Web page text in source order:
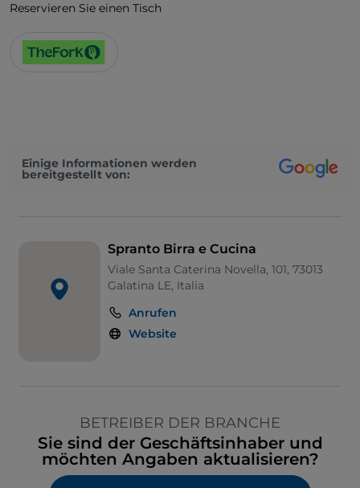
Reservieren Sie einen Tisch
Einige Informationen werden
bereitgestellt von:
Spranto Birra e Cucina
Viale Santa Caterina Novella, 101, 73013
Galatina LE, Italia
Anrufen
Website
BETREIBER DER BRANCHE
Sie sind der Geschäftsinhaber und
möchten Angaben aktualisieren?